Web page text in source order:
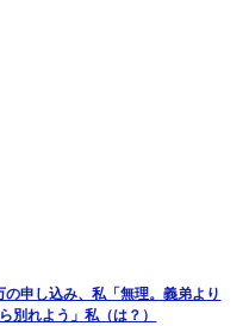
ｗ
を貸してほしい」私「貸す
申し込み、私「無理。義弟より
別れよう」私（は？）